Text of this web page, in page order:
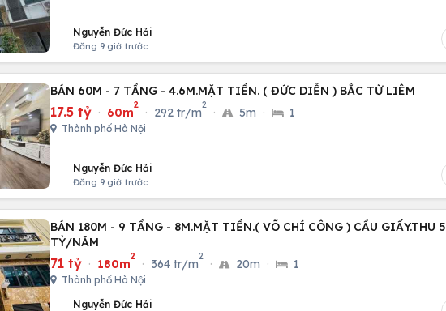
Nguyễn Đức Hải
Đăng 9 giờ trước
BÁN 60M - 7 TẦNG - 4.6M.MẶT TIỀN. ( ĐỨC DIỄN ) BẮC TỪ LIÊM
17.5 tỷ · 60m
2
· 292 tr/m
2
· 5m · 1
Thành phố Hà Nội
Nguyễn Đức Hải
Đăng 9 giờ trước
BÁN 180M - 9 TẦNG - 8M.MẶT TIỀN.( VÕ CHÍ CÔNG ) CẦU GIẤY.THU 5
TỶ/NĂM
71 tỷ · 180m
2
· 364 tr/m
2
· 20m · 1
Thành phố Hà Nội
Nguyễn Đức Hải